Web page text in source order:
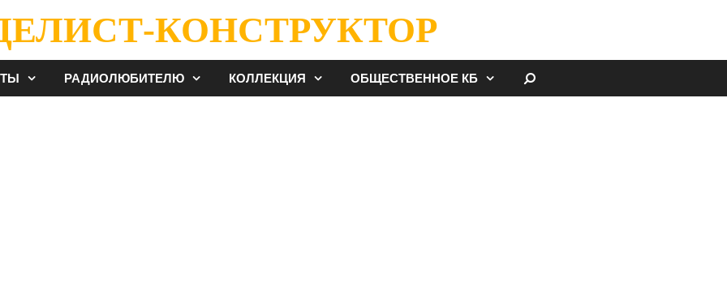
КОНСТРУКТОР
РАДИОЛЮБИТЕЛЮ КОЛЛЕКЦИЯ ОБЩЕСТВЕННОЕ КБ